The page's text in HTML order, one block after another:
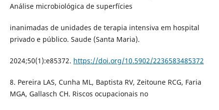
Análise microbiológica de superfícies
inanimadas de unidades de terapia intensiva em hospital
privado e público. Saude (Santa Maria).
2024;50(1):e85372. https://doi.org/10.5902/2236583485372
8. Pereira LAS, Cunha ML, Baptista RV, Zeitoune RCG, Faria
MGA, Gallasch CH. Riscos ocupacionais no